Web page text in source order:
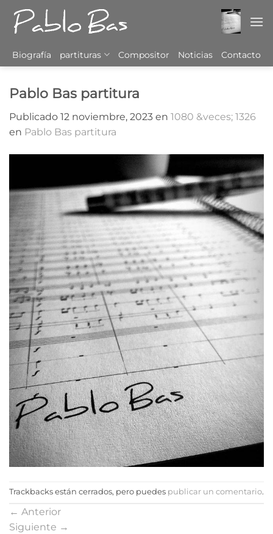
Saltar
contenido
Biografía partituras Compositor Noticias Contacto
Pablo Bas partitura
Publicado 12 noviembre, 2023 en 1080 &veces; 1326
en Pablo Bas partitura
Trackbacks están cerrados, pero puedes publicar un comentario.
← Anterior
Siguiente →